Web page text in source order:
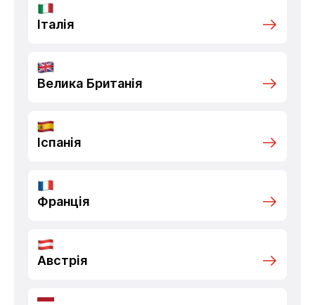
Італія
Велика Британія
Іспанія
Франція
Австрія